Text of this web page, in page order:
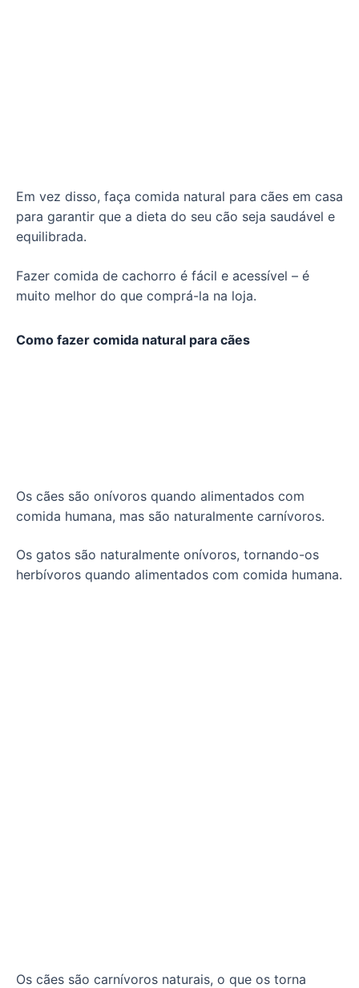
Em vez disso, faça comida natural para cães em casa
para garantir que a dieta do seu cão seja saudável e
equilibrada.
Fazer comida de cachorro é fácil e acessível – é
muito melhor do que comprá-la na loja.
Como fazer comida natural para cães
Os cães são onívoros quando alimentados com
comida humana, mas são naturalmente carnívoros.
Os gatos são naturalmente onívoros, tornando-os
herbívoros quando alimentados com comida humana.
Os cães são carnívoros naturais, o que os torna